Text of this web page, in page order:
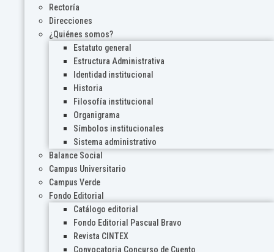
Rectoría
Direcciones
¿Quiénes somos?
Estatuto general
Estructura Administrativa
Identidad institucional
Historia
Filosofía institucional
Organigrama
Símbolos institucionales
Sistema administrativo
Balance Social
Campus Universitario
Campus Verde
Fondo Editorial
Catálogo editorial
Fondo Editorial Pascual Bravo
Revista CINTEX
Convocatoria Concurso de Cuento